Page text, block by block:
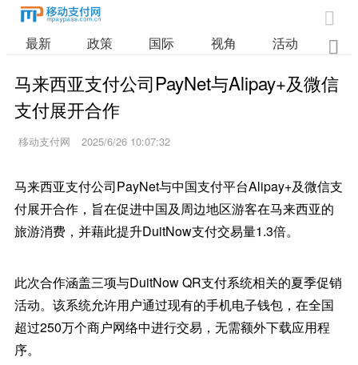

最新 政策 国际 视角 活动 业

马来西亚支付公司PayNet与Alipay+及微信
支付展开合作
移动支付网 2025/6/26 10:07:32
马来西亚支付公司PayNet与中国支付平台Alipay+及微信支
付展开合作，旨在促进中国及周边地区游客在马来西亚的
旅游消费，并藉此提升DuitNow支付交易量1.3倍。
此次合作涵盖三项与DuitNow QR支付系统相关的夏季促销
活动。该系统允许用户通过现有的手机电子钱包，在全国
超过250万个商户网络中进行交易，无需额外下载应用程
序。